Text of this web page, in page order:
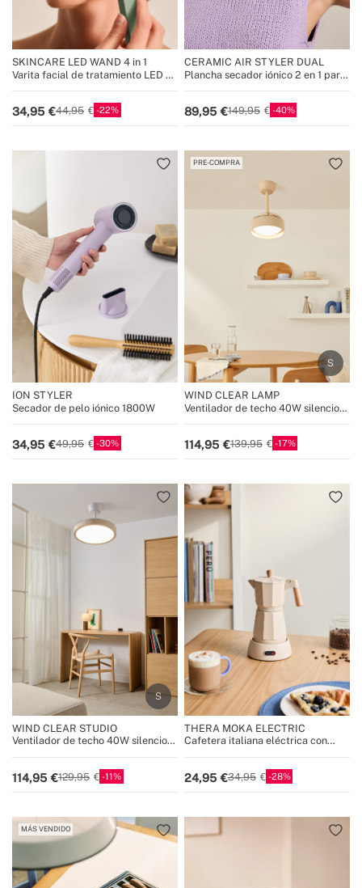
SKINCARE LED WAND 4 in 1
Varita facial de tratamiento LED 4
34,95 44,95 22
CERAMIC AIR STYLER DUAL
Plancha secador iónico 2 en 1 para
89,95 149,95 40
ION STYLER
Secador de pelo iónico 1800W
34,95 49,95 30
PRE-COMPRA
WIND CLEAR LAMP
Ventilador de techo 40W silencioso
114,95 139,95 17
WIND CLEAR STUDIO
Ventilador de techo 40W silencioso
114,95 129,95 11
THERA MOKA ELECTRIC
Cafetera italiana eléctrica con
24,95 34,95 28
MÁS VENDIDO